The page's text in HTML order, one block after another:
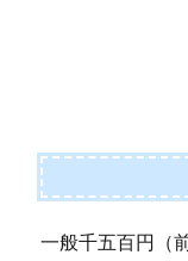
一般千五百円（